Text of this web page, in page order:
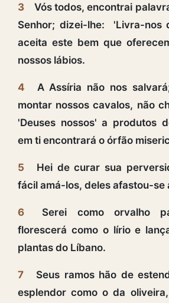
3
Vós todos, encontrai
Senhor; dizei-lhe: 'Livra-nos
aceita este bem que
nossos lábios.
4
A Assíria não nos
montar nossos cavalos, não
'Deuses nossos' a produtos
em ti encontrará o órfão
5
Hei de curar sua
fácil amá-los, deles afastou-se
6
Serei como orvalho
florescerá como o lírio e
plantas do Líbano.
7
Seus ramos hão de
esplendor como o da